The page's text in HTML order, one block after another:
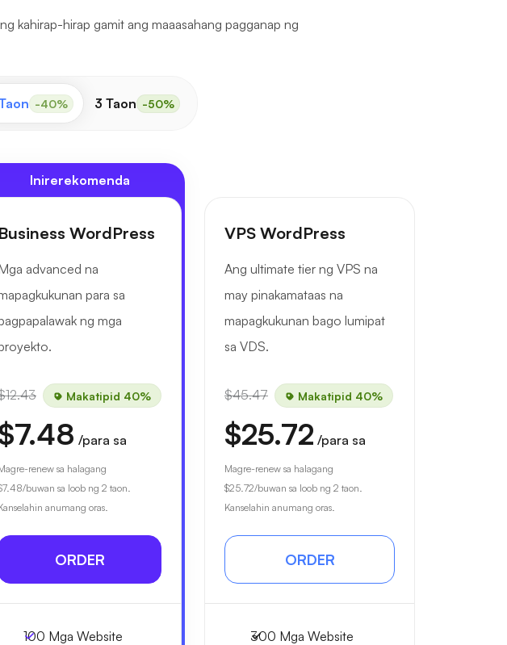
kahirap-hirap gamit ang maaasahang pagganap ng
-40% 3 Taon -50%
Inirerekomenda
Business WordPress
advanced na
para sa
ng mga
Makatipid 40%
/para sa
renew sa halagang
/buwan sa loob ng 2 taon.
anumang oras.
ORDER
100 Mga Website
VPS WordPress
Ang ultimate tier ng VPS na
may pinakamataas na
mapagkukunan bago lumipat
sa VDS.
$45.47 Makatipid 40%
$25.72 /para sa
Magre-renew sa halagang
$25.72/buwan sa loob ng 2 taon.
Kanselahin anumang oras.
ORDER
300 Mga Website